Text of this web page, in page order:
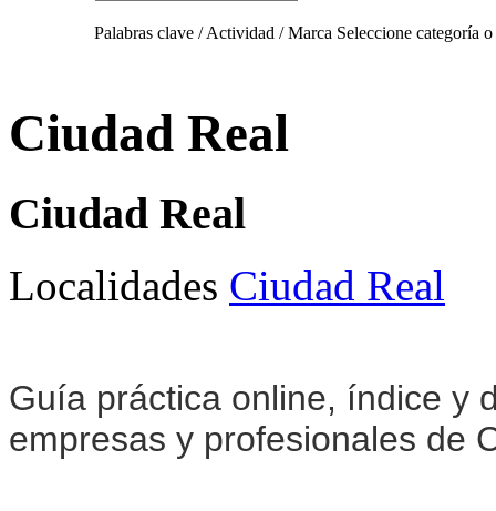
Palabras clave / Actividad / Marca Seleccione categoría
Ciudad Real
Ciudad Real
Localidades Ciudad Real
Guía práctica online, índice y
empresas y profesionales de